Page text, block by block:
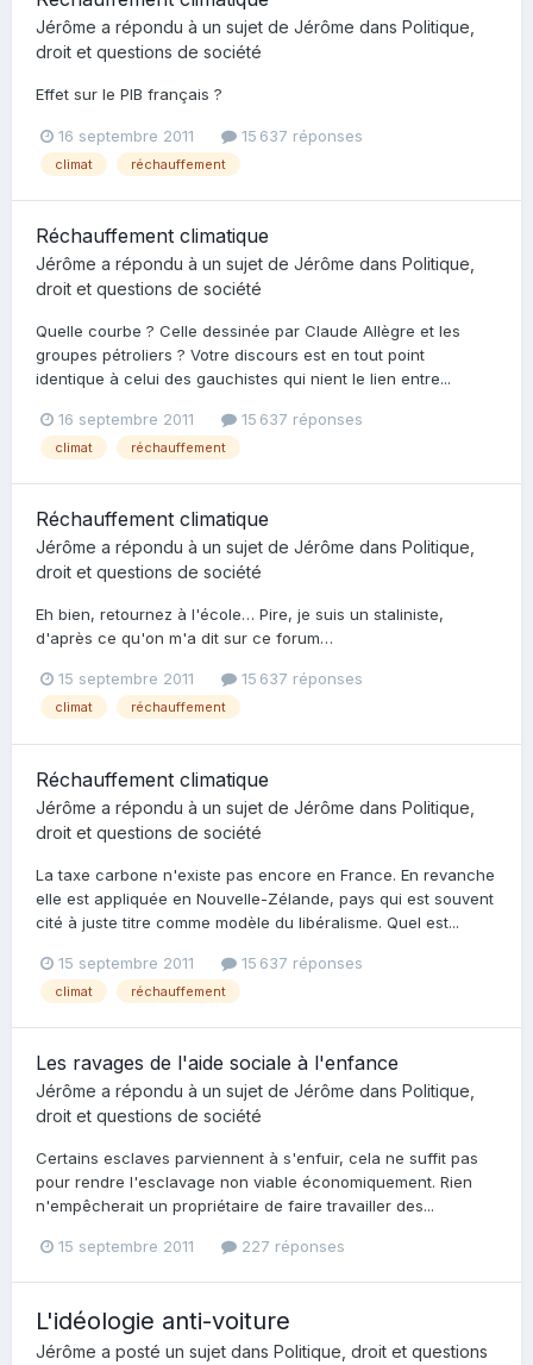
Jérôme a répondu à un sujet de Jérôme dans Politique,
droit et questions de société
Effet sur le PIB français ?
16 septembre 2011 15 637 réponses
climat réchauffement
Réchauffement climatique
Jérôme a répondu à un sujet de Jérôme dans Politique,
droit et questions de société
Quelle courbe ? Celle dessinée par Claude Allègre et les
groupes pétroliers ? Votre discours est en tout point
identique à celui des gauchistes qui nient le lien entre...
16 septembre 2011 15 637 réponses
climat réchauffement
Réchauffement climatique
Jérôme a répondu à un sujet de Jérôme dans Politique,
droit et questions de société
Eh bien, retournez à l'école… Pire, je suis un staliniste,
d'après ce qu'on m'a dit sur ce forum…
15 septembre 2011 15 637 réponses
climat réchauffement
Réchauffement climatique
Jérôme a répondu à un sujet de Jérôme dans Politique,
droit et questions de société
La taxe carbone n'existe pas encore en France. En revanche
elle est appliquée en Nouvelle-Zélande, pays qui est souvent
cité à juste titre comme modèle du libéralisme. Quel est...
15 septembre 2011 15 637 réponses
climat réchauffement
Les ravages de l'aide sociale à l'enfance
Jérôme a répondu à un sujet de Jérôme dans Politique,
droit et questions de société
Certains esclaves parviennent à s'enfuir, cela ne suffit pas
pour rendre l'esclavage non viable économiquement. Rien
n'empêcherait un propriétaire de faire travailler des...
15 septembre 2011 227 réponses
L'idéologie anti-voiture
Jérôme a posté un sujet dans Politique, droit et questions